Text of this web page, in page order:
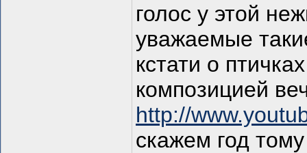
голос у этой
уважаемые
кстати о
композицией
http://
скажем год